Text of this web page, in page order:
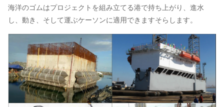
海洋のゴムはプロジェクトを組み立てる港で持ち上がり、進水
し、動き、そして運ぶケーソンに適用できますそらします。